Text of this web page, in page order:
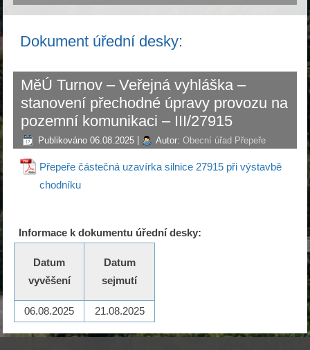
Dokument úřední desky:
MěÚ Turnov – Veřejná vyhláška –
stanovení přechodné úpravy provozu na
pozemní komunikaci – III/27915
Publikováno 06.08.2025 Autor: Obecní úřad Přepeře
Přepeře částečná uzavírka silnice 27915 při výstavbě
chodníku
Informace k dokumentu úřední desky:
Datum
vyvěšení
Datum
sejmutí
06.08.2025 21.08.2025